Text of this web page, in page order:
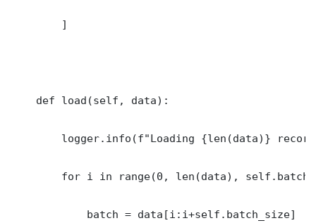
        ]
    def load(self, data):
logger.info(f"Loading {len(data)}
for i in range(0, len(data),
            batch = data[i:i+self.batch_size]